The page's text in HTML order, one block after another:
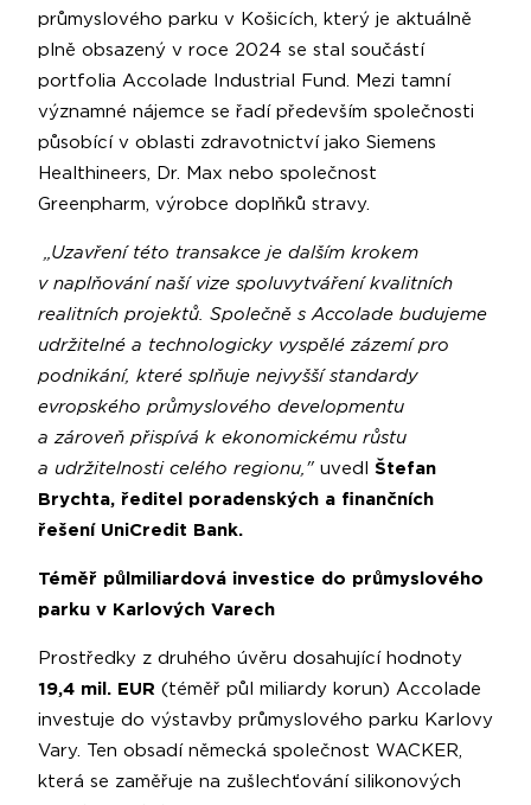
průmyslového parku v Košicích, který je aktuálně
plně obsazený v roce 2024 se stal součástí
portfolia Accolade Industrial Fund. Mezi tamní
významné nájemce se řadí především společnosti
působící v oblasti zdravotnictví jako Siemens
Healthineers, Dr. Max nebo společnost
Greenpharm, výrobce doplňků stravy.
„Uzavření této transakce je dalším krokem
v naplňování naší vize spoluvytváření kvalitních
realitních projektů. Společně s Accolade budujeme
udržitelné a technologicky vyspělé zázemí pro
podnikání, které splňuje nejvyšší standardy
evropského průmyslového developmentu
a zároveň přispívá k ekonomickému růstu
a udržitelnosti celého regionu," uvedl Štefan
Brychta, ředitel poradenských a finančních
řešení UniCredit Bank.
Téměř půlmiliardová investice do průmyslového
parku v Karlových Varech
Prostředky z druhého úvěru dosahující hodnoty
19,4 mil. EUR (téměř půl miliardy korun) Accolade
investuje do výstavby průmyslového parku Karlovy
Vary. Ten obsadí německá společnost WACKER,
která se zaměřuje na zušlechťování silikonových